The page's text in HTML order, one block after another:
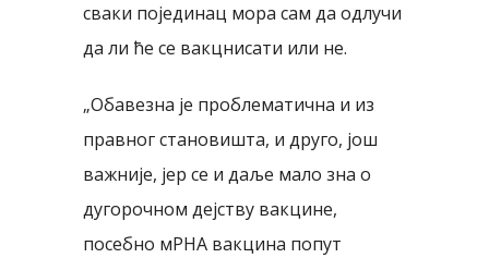
сваки појединац мора сам да одлучи
да ли ће се вакцнисати или не.
„Обавезна је проблематична и из
правног становишта, и друго, још
важније, јер се и даље мало зна о
дугорочном дејству вакцине,
посебно мРНА вакцина попут